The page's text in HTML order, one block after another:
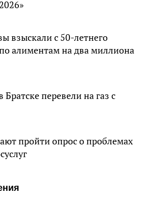
взыскали с 50-летнего
алиментам на два миллиона
перевели на газ с
пройти опрос о проблемах